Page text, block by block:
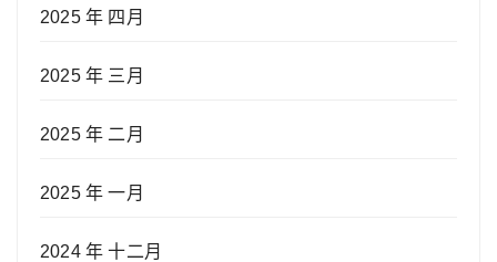
2025 年 四月
2025 年 三月
2025 年 二月
2025 年 一月
2024 年 十二月